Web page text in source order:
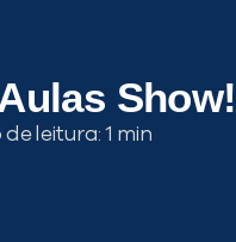
Show!
de leitura: